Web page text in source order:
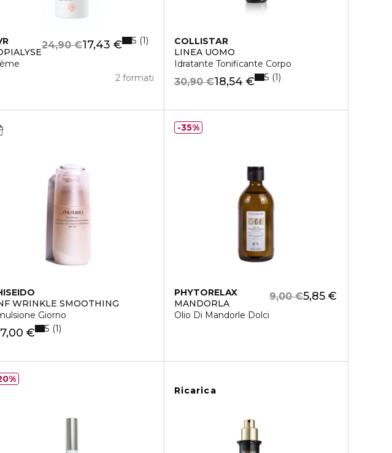
17,43 €
24,90 €
2 formati
5 1
COLLISTAR
LINEA UOMO
Idratante Tonificante Corpo
18,54 €
30,90 € 5 1
WRINKLE SMOOTHING
Giorno
€ 5 1
PHYTORELAX
MANDORLA
Olio Di Mandorle Dolci
5,85 €
9,00 €
35%
Ricarica